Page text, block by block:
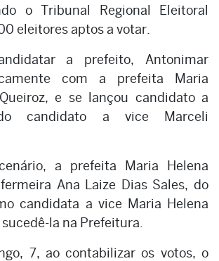
o Tribunal Regional Eleitoral
eleitores aptos a votar.
a prefeito, Antonimar
com a prefeita Maria
e se lançou candidato a
candidato a vice Marceli
a prefeita Maria Helena
Ana Laize Dias Sales, do
candidata a vice Maria Helena
la na Prefeitura.
7, ao contabilizar os votos, o